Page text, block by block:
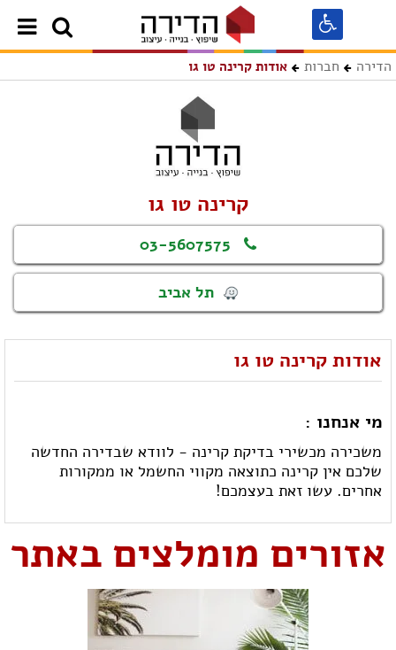
הדירה חברות אודות קרינה טו גו
קרינה טו גו
03-5607575
תל אביב
אודות קרינה טו גו
מי אנחנו :
משכירה מכשירי בדיקת קרינה - לוודא שבדירה החדשה
שלכם אין קרינה כתוצאה מקווי החשמל או ממקורות
אחרים. עשו זאת בעצמכם!
אזורים מומלצים באתר